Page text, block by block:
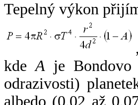
Tepelný výkon
,
kdeA je Bondovo
odrazivosti)
albedo (0,02 až